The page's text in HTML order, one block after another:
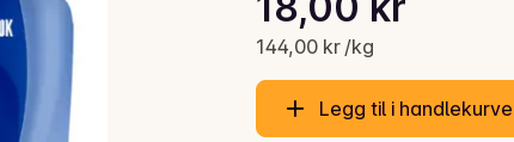
Gjeldende pris er: 18,00 kr
144,00 kr /kg
Legg til i